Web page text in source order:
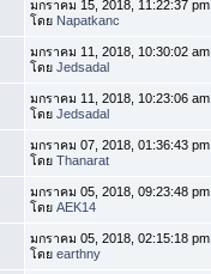
มกราคม 15, 2018, 11:22:37 pm
โดย Napatkanc
มกราคม 11, 2018, 10:30:02 am
โดยJedsadal
มกราคม 11, 2018, 10:23:06 am
โดยJedsadal
มกราคม 07, 2018, 01:36:43 pm
โดยThanarat
มกราคม 05, 2018, 09:23:48 pm
โดยAEK14
มกราคม 05, 2018, 02:15:18 pm
โดยearthny